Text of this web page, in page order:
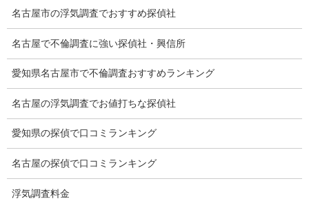
お願いいたします。
カテゴリー
ブログ (496)
お知らせ (1)
メニュー
名古屋市の浮気調査でおすすめ探偵社
名古屋で不倫調査に強い探偵社・興信所
愛知県名古屋市で不倫調査おすすめランキング
名古屋の浮気調査でお値打ちな探偵社
愛知県の探偵で口コミランキング
名古屋の探偵で口コミランキング
浮気調査料金